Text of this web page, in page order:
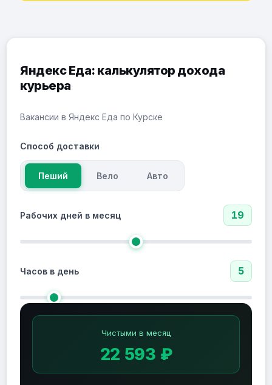
Яндекс Еда: калькулятор дохода
курьера
Вакансии в Яндекс Еда по Курске
Способ доставки
Пеший Вело Авто
Рабочих дней в месяц 19
Часов в день 5
Чистыми в месяц
22 593 ₽